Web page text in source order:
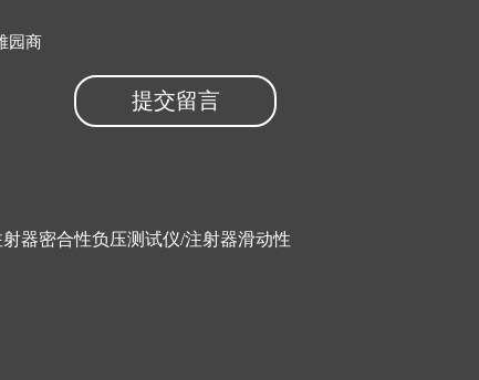
园商
提交留言
射器密合性负压测试仪/注射器滑动性